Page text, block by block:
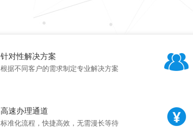
针对性解决方案
根据不同客户的需求制定专业解决方案
高速办理通道
标准化流程，快捷高效，无需漫长等待